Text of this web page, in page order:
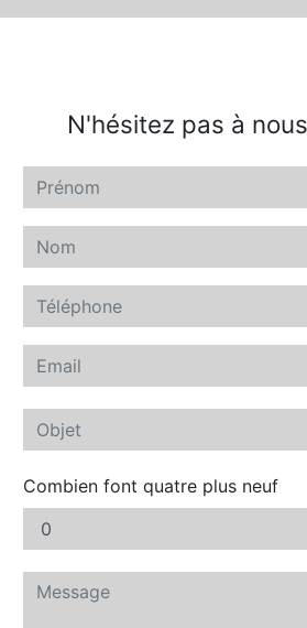
N'hésitez pas à
Combien font quatre plus neuf